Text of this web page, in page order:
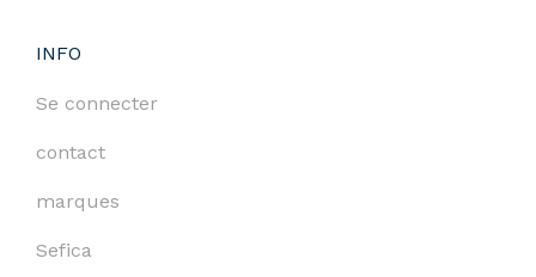
INFO
Se connecter
contact
marques
Sefica